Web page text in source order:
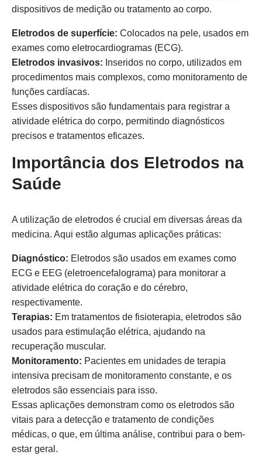
dispositivos de medição ou tratamento ao corpo.
Eletrodos de superfície: Colocados na pele, usados em
exames como eletrocardiogramas (ECG).
Eletrodos invasivos: Inseridos no corpo, utilizados em
procedimentos mais complexos, como monitoramento de
funções cardíacas.
Esses dispositivos são fundamentais para registrar a
atividade elétrica do corpo, permitindo diagnósticos
precisos e tratamentos eficazes.
Importância dos Eletrodos na
Saúde
A utilização de eletrodos é crucial em diversas áreas da
medicina. Aqui estão algumas aplicações práticas:
Diagnóstico: Eletrodos são usados em exames como
ECG e EEG (eletroencefalograma) para monitorar a
atividade elétrica do coração e do cérebro,
respectivamente.
Terapias: Em tratamentos de fisioterapia, eletrodos são
usados para estimulação elétrica, ajudando na
recuperação muscular.
Monitoramento: Pacientes em unidades de terapia
intensiva precisam de monitoramento constante, e os
eletrodos são essenciais para isso.
Essas aplicações demonstram como os eletrodos são
vitais para a detecção e tratamento de condições
médicas, o que, em última análise, contribui para o bem-
estar geral.